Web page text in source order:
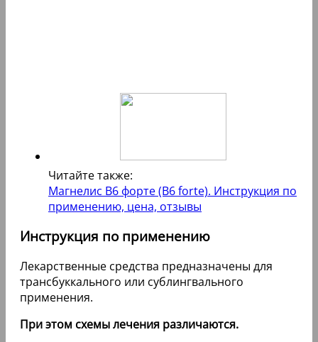
Читайте также:
Магнелис B6 форте (B6 forte). Инструкция по
применению, цена, отзывы
Инструкция по применению
Лекарственные средства предназначены для
трансбуккального или сублингвального
применения.
При этом схемы лечения различаются.